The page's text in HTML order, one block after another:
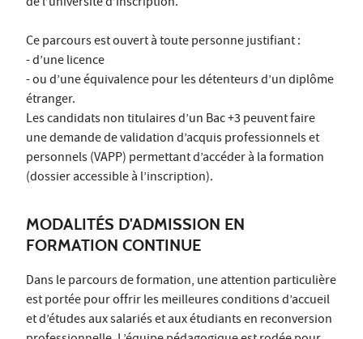
Ce parcours est ouvert à toute personne justifiant :
- d’une licence
- ou d’une équivalence pour les détenteurs d’un diplôme
étranger.
Les candidats non titulaires d’un Bac +3 peuvent faire
une demande de validation d’acquis professionnels et
personnels (VAPP) permettant d’accéder à la formation
(dossier accessible à l’inscription).
MODALITÉS D'ADMISSION EN
FORMATION CONTINUE
Dans le parcours de formation, une attention particulière
est portée pour offrir les meilleures conditions d’accueil
et d’études aux salariés et aux étudiants en reconversion